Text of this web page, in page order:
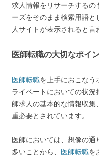
求人情報をリサーチするの
ーズをそのまま検索用語と
人サイトが表示されると言
医師転職の大切なポイ
医師転職を上手におこなう
ライベートにおいての状況
師求人の基本的な情報収集
重必要とされています。
医師においては、想像の
多いことから、
医師転職を